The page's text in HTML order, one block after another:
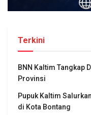
Terkini
BNN Kaltim Tangkap
Provinsi
Pupuk Kaltim
di Kota Bontang